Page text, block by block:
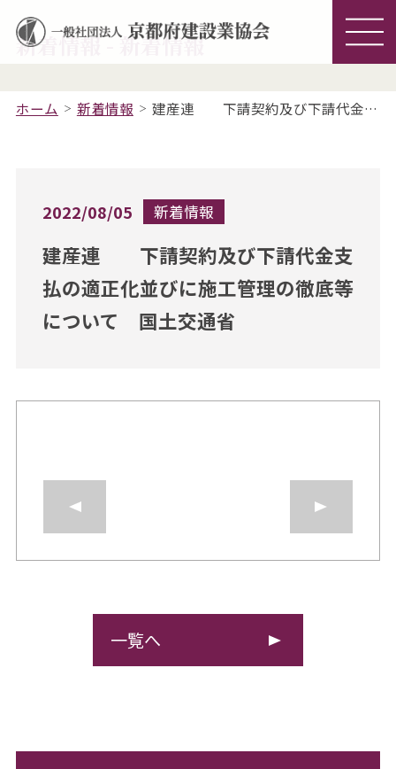
新着情報 - 新着情報
ホーム 新着情報 建産連 下請契約及び下請代金支払の適正化並びに施工管理の徹底等について 国土交通省
2022/08/05 新着情報
建産連 下請契約及び下請代金支
払の適正化並びに施工管理の徹底等
について 国土交通省
一覧へ